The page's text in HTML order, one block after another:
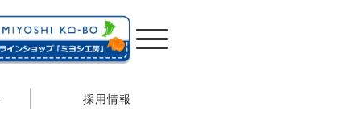
採用情報